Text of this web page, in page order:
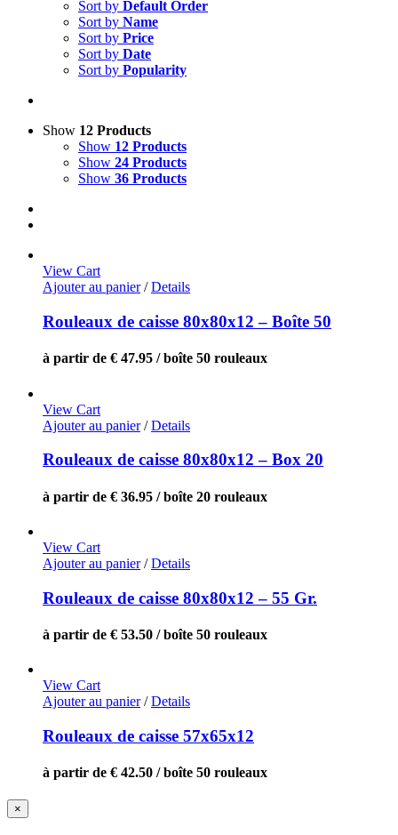
Sort by Default Order
Sort by Name
Sort by Price
Sort by Date
Sort by Popularity
Show 12 Products
Show 12 Products
Show 24 Products
Show 36 Products
View Cart
Ajouter au panier/ Details
Rouleaux de caisse 80x80x12 – Boîte 50
à partir de € 47.95 / boîte 50 rouleaux
View Cart
Ajouter au panier/ Details
Rouleaux de caisse 80x80x12 – Box 20
à partir de € 36.95 / boîte 20 rouleaux
View Cart
Ajouter au panier/ Details
Rouleaux de caisse 80x80x12 – 55 Gr.
à partir de € 53.50 / boîte 50 rouleaux
View Cart
Ajouter au panier/ Details
Rouleaux de caisse 57x65x12
à partir de € 42.50 / boîte 50 rouleaux
Close
product
×